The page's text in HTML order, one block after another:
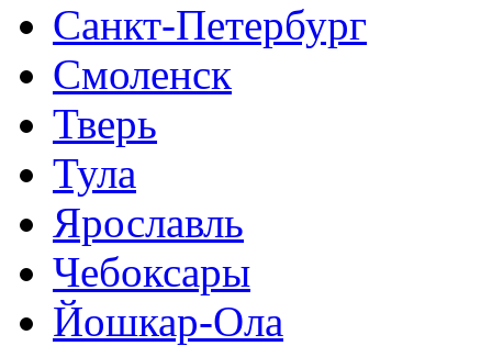
Санкт-Петербург
Смоленск
Тверь
Тула
Ярославль
Чебоксары
Йошкар-Ола